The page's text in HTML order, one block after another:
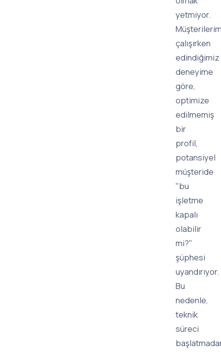
yetmiyor.
çalışırken
edindiğimiz
deneyime
göre,
optimize
edilmemiş
bir
profil,
potansiyel
müşteride
"bu
işletme
kapalı
olabilir
mi?"
şüphesi
uyandırıyor.
Bu
nedenle,
teknik
süreci